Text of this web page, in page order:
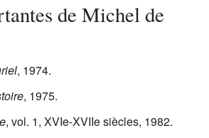
de Michel de
, 1974.
, 1975.
, vol. 1, XVIe-XVIIe siècles, 1982.